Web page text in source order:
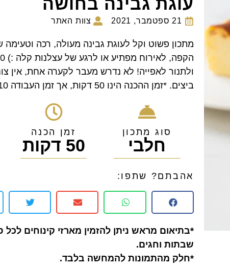
21 ספטמבר, 2021 צוות האתר
מתכון פשוט וקל לעוגת גבינה מעולה, רכה
ולתנור לאפייה! לא נדרש מעבר לקערה אחת, אין
ביצים. *זמן ההכנה הינו 50 דקות, אך זמן העבודה 10 דקות בלבד.
סוג מתכון
חלבי
זמן הכנה
50 דקות
אהבתם? שתפו:
*בתיאום מראש ניתן להזמין מארזי קינוחים לכל
שבתות וחגים.
*חלק מהתמונות להמחשה בלבד.